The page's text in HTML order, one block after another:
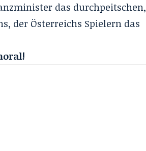
das durchpeitschen,
der Österreichs Spielern das